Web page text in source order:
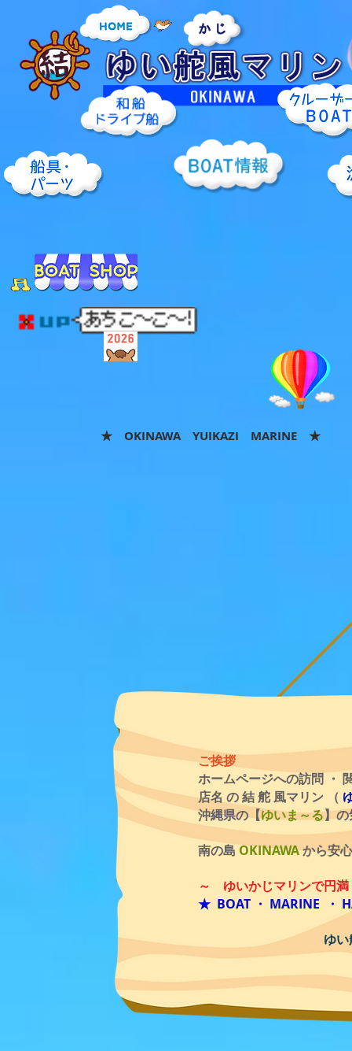
★ OKINAWA YUIKAZI MARINE ★
ご挨拶
ホームページへの訪問 ・
店名 の 結 舵 風マリン （
沖縄県の【ゆいま～る】
南の島 OKINAWAから安
～ ゆいかじマリンで円満
★ BOAT ・ MARINE ・
ゆ